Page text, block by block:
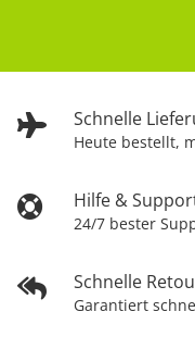
Schnelle
Heute bestellt,
Hilfe &
24/7 bester
Schnelle
Garantiert